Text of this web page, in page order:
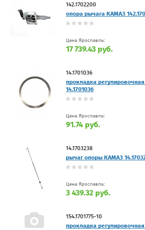
142.1702200
опора рычага КАМАЗ
Цена Ярославль:
17 739.43 руб.
14.1701036
прокладка
14.1701036
Цена Ярославль:
91.74 руб.
14.1703238
рычаг опоры КАМАЗ
Цена Ярославль:
3 439.32 руб.
154.1701775-10
прокладка